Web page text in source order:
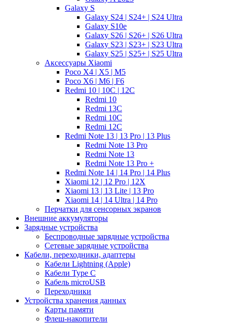
Galaxy S
Galaxy S24 | S24+ | S24 Ultra
Galaxy S10e
Galaxy S26 | S26+ | S26 Ultra
Galaxy S23 | S23+ | S23 Ultra
Galaxy S25 | S25+ | S25 Ultra
Аксессуары Xiaomi
Poco X4 | X5 | M5
Poco X6 | M6 | F6
Redmi 10 | 10C | 12C
Redmi 10
Redmi 13C
Redmi 10C
Redmi 12C
Redmi Note 13 | 13 Pro | 13 Plus
Redmi Note 13 Pro
Redmi Note 13
Redmi Note 13 Pro +
Redmi Note 14 | 14 Pro | 14 Plus
Xiaomi 12 | 12 Pro | 12X
Xiaomi 13 | 13 Lite | 13 Pro
Xiaomi 14 | 14 Ultra | 14 Pro
Перчатки для сенсорных экранов
Внешние аккумуляторы
Зарядные устройства
Беспроводные зарядные устройства
Сетевые зарядные устройства
Кабели, переходники, адаптеры
Кабели Lightning (Apple)
Кабели Type C
Кабель microUSB
Переходники
Устройства хранения данных
Карты памяти
Флеш-накопители